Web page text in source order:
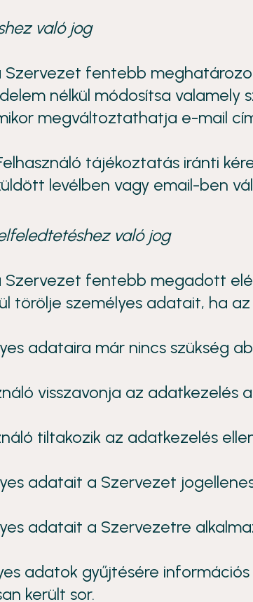
való jog
Szervezet fentebb
nélkül módosítsa
megváltoztathatja e-mail
tájékoztatás iránti
levélben vagy email-ben
való jog
Szervezet fentebb megadott
törölje személyes adatait, ha
adataira már nincs szükség
visszavonja az
tiltakozik az adatkezelés
adatait a Szervezet
adatait a Szervezetre
adatok gyűjtésére
került sor.